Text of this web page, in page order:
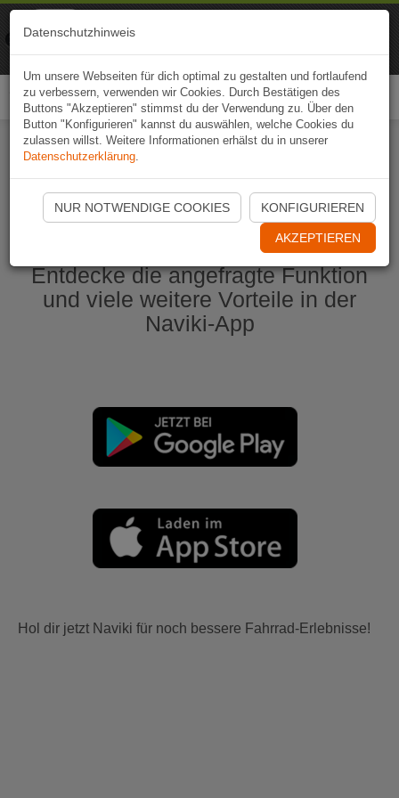
Naviki App jetzt öffnen
Entdecke die angefragte Funktion
und viele weitere Vorteile in der
Naviki-App
Hol dir jetzt Naviki für noch bessere Fahrrad-Erlebnisse!
Datenschutzhinweis
Um unsere Webseiten für dich optimal zu gestalten und fortlaufend
zu verbessern, verwenden wir Cookies. Durch Bestätigen des
Buttons "Akzeptieren" stimmst du der Verwendung zu. Über den
Button "Konfigurieren" kannst du auswählen, welche Cookies du
zulassen willst. Weitere Informationen erhälst du in unserer
Datenschutzerklärung.
NUR NOTWENDIGE COOKIES KONFIGURIEREN
AKZEPTIEREN
Naviki